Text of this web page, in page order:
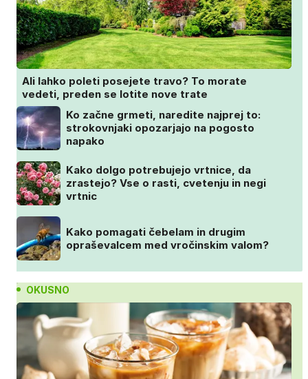
Ali lahko poleti posejete travo? To morate
vedeti, preden se lotite nove trate
Ko začne grmeti, naredite najprej to:
strokovnjaki opozarjajo na pogosto
napako
Kako dolgo potrebujejo vrtnice, da
zrastejo? Vse o rasti, cvetenju in negi
vrtnic
Kako pomagati čebelam in drugim
opraševalcem med vročinskim valom?
OKUSNO